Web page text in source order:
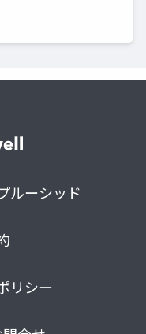
ルーシッド
リシー